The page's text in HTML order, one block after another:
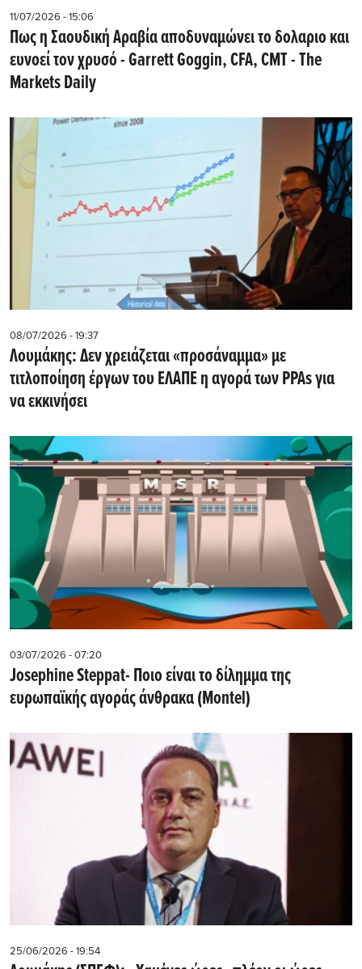
11/07/2026 - 15:06
Πως η Σαουδική Αραβία αποδυναμώνει το δολαριο και
ευνοεί τον χρυσό - Garrett Goggin, CFA, CMT - The
Markets Daily
08/07/2026 - 19:37
Λουμάκης: Δεν χρειάζεται «προσάναμμα» με
τιτλοποίηση έργων του ΕΛΑΠΕ η αγορά των PPAs για
να εκκινήσει
03/07/2026 - 07:20
Josephine Steppat- Ποιο είναι το δίλημμα της
ευρωπαϊκής αγοράς άνθρακα (Montel)
25/06/2026 - 19:54